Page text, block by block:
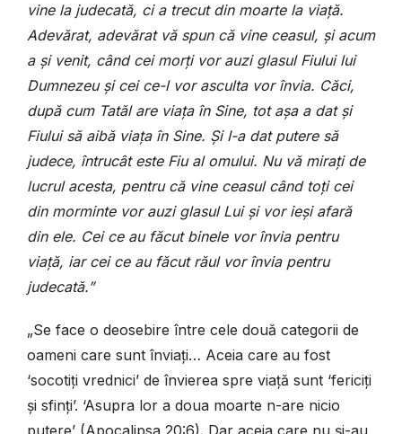
vine la judecată, ci a trecut din moarte la viață.
Adevărat, adevărat vă spun că vine ceasul, și acum
a și venit, când cei morți vor auzi glasul Fiului lui
Dumnezeu și cei ce-l vor asculta vor învia. Căci,
după cum Tatăl are viața în Sine, tot așa a dat și
Fiului să aibă viața în Sine. Și I-a dat putere să
judece, întrucât este Fiu al omului. Nu vă mirați de
lucrul acesta, pentru că vine ceasul când toți cei
din morminte vor auzi glasul Lui și vor ieși afară
din ele. Cei ce au făcut binele vor învia pentru
viață, iar cei ce au făcut răul vor învia pentru
judecată.”
„Se face o deosebire între cele două categorii de
oameni care sunt înviați… Aceia care au fost
‘socotiți vrednici’ de învierea spre viață sunt ‘fericiți
și sfinți’. ‘Asupra lor a doua moarte n-are nicio
putere’ (Apocalipsa 20:6). Dar aceia care nu și-au